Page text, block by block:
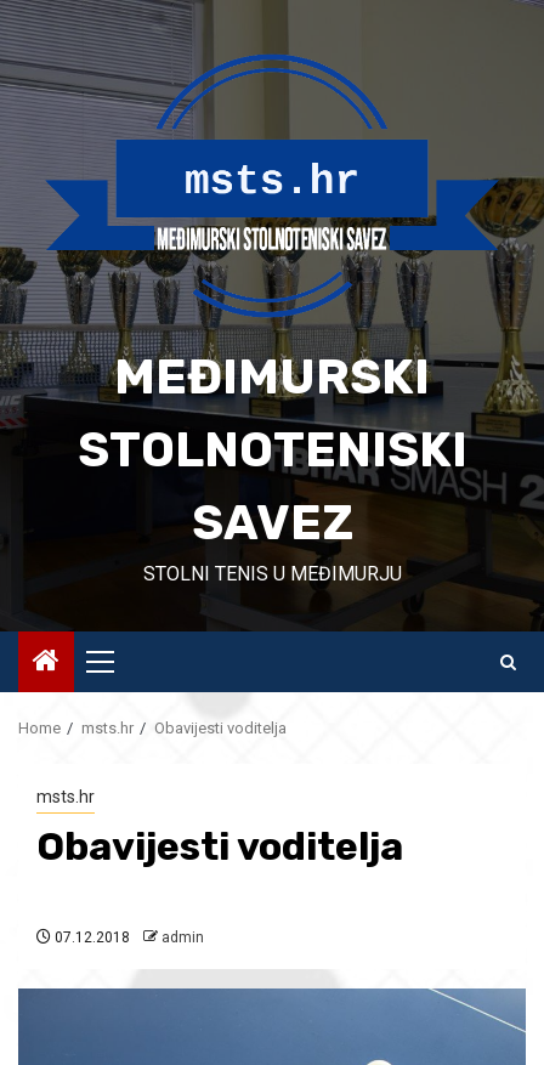
Skip
to
content
MEĐIMURSKI
STOLNOTENISKI
SAVEZ
STOLNI TENIS U MEĐIMURJU
Primary
Menu
Home msts.hr Obavijesti voditelja
msts.hr
Obavijesti voditelja
07.12.2018 admin